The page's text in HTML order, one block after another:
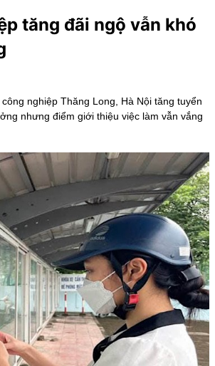
tăng đãi ngộ vẫn khó
nghiệp Thăng Long, Hà Nội tăng tuyển
nhưng điểm giới thiệu việc làm vẫn vắng